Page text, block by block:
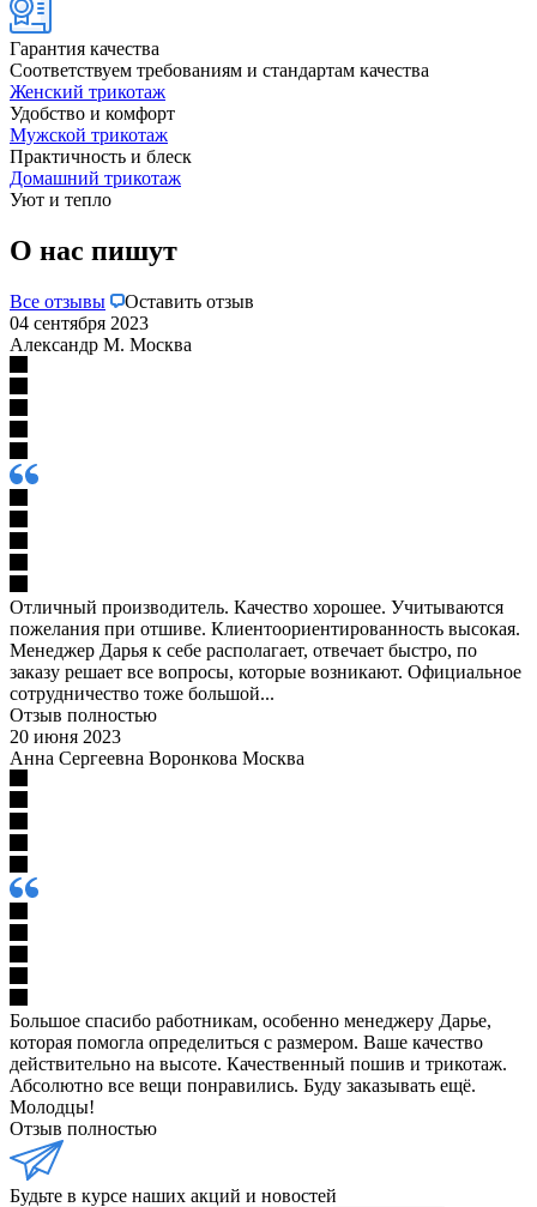
Гарантия качества
Соответствуем требованиям и стандартам качества
Женский трикотаж
Удобство и комфорт
Мужской трикотаж
Практичность и блеск
Домашний трикотаж
Уют и тепло
О нас пишут
Все отзывы
Оставить отзыв
04 сентября 2023
Александр М. Москва
Отличный производитель. Качество хорошее. Учитываются
пожелания при отшиве. Клиентоориентированность высокая.
Менеджер Дарья к себе располагает, отвечает быстро, по
заказу решает все вопросы, которые возникают. Официальное
сотрудничество тоже большой...
Отзыв полностью
20 июня 2023
Анна Сергеевна Воронкова Москва
Большое спасибо работникам, особенно менеджеру Дарье,
которая помогла определиться с размером. Ваше качество
действительно на высоте. Качественный пошив и трикотаж.
Абсолютно все вещи понравились. Буду заказывать ещё.
Молодцы!
Отзыв полностью
Будьте в курсе наших акций и новостей